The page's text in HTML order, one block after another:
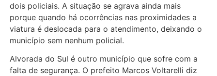
dois policiais. A situação se agrava ainda mais
porque quando há ocorrências nas proximidades a
viatura é deslocada para o atendimento, deixando o
município sem nenhum policial.
Alvorada do Sul é outro município que sofre com a
falta de segurança. O prefeito Marcos Voltarelli diz